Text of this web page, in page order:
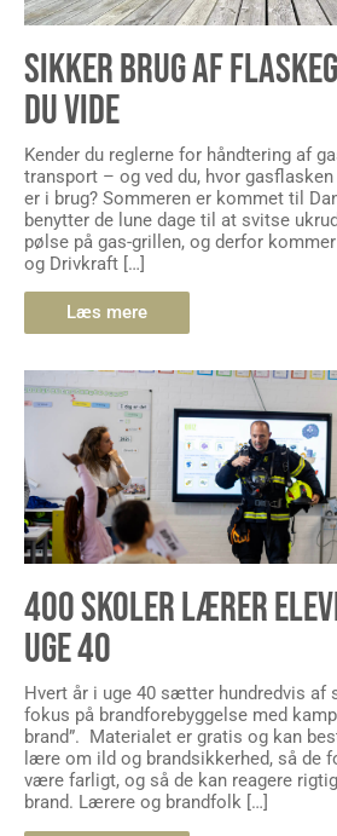
SIKKER BRUG AF
DU VIDE
Kender du reglerne for håndtering af
transport – og ved du, hvor
er i brug? Sommeren er kommet til
benytter de lune dage til at svitse
pølse på gas-grillen, og derfor
og Drivkraft […]
Læs mere
400 SKOLER LÆRER
UGE 40
Hvert år i uge 40 sætter hundredvis af
fokus på brandforebyggelse med
brand”. Materialet er gratis og kan
lære om ild og brandsikkerhed, så de
være farligt, og så de kan reagere
brand. Lærere og brandfolk […]